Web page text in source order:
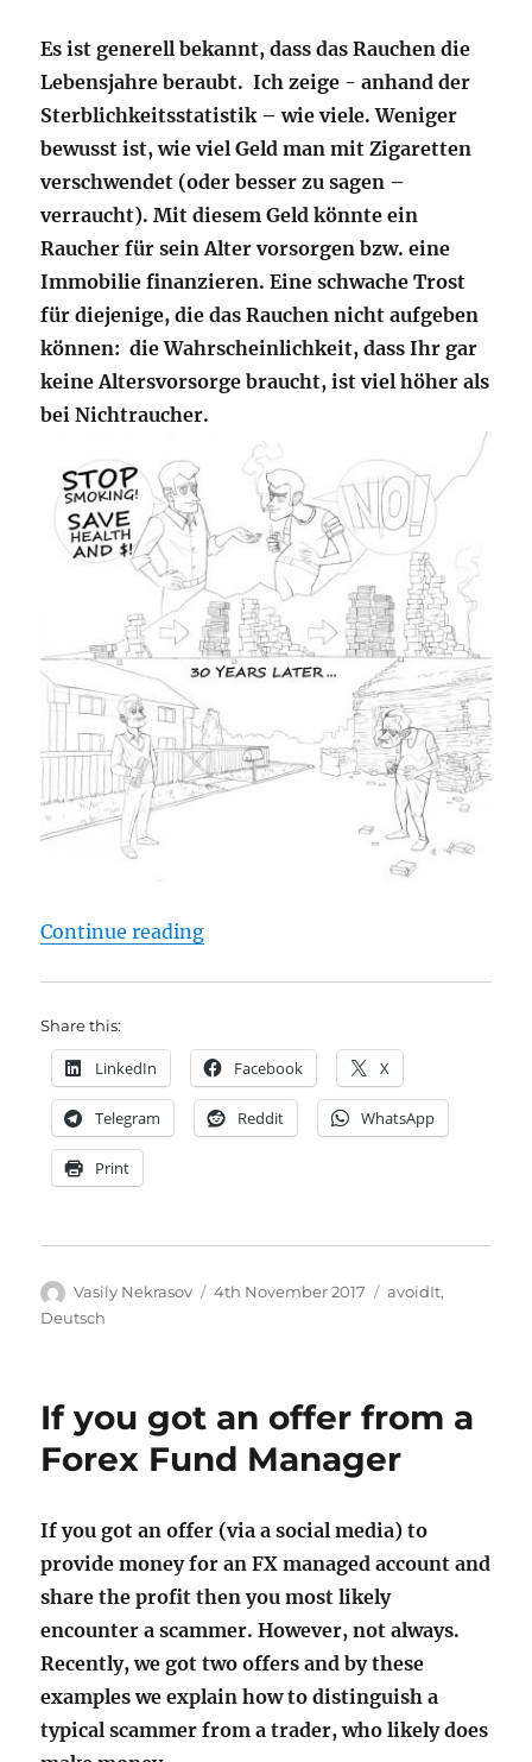
Es ist generell bekannt, dass das Rauchen die
Lebensjahre beraubt. Ich zeige - anhand der
Sterblichkeitsstatistik – wie viele. Weniger
bewusst ist, wie viel Geld man mit Zigaretten
verschwendet (oder besser zu sagen –
verraucht). Mit diesem Geld könnte ein
Raucher für sein Alter vorsorgen bzw. eine
Immobilie finanzieren. Eine schwache Trost
für diejenige, die das Rauchen nicht aufgeben
können: die Wahrscheinlichkeit, dass Ihr gar
keine Altersvorsorge braucht, ist viel höher als
bei Nichtraucher.
Continue reading"Rauchen ist tödlich … und macht
Share this:
LinkedIn Facebook X
Telegram Reddit WhatsApp
Print
Author
Vasily Nekrasov
Posted
4th November 2017 Categories
avoidIt,
Deutsch
If you got an offer from a
Forex Fund Manager
If you got an offer (via a social media) to
provide money for an FX managed account and
share the profit then you most likely
encounter a scammer. However, not always.
Recently, we got two offers and by these
examples we explain how to distinguish a
typical scammer from a trader, who likely does